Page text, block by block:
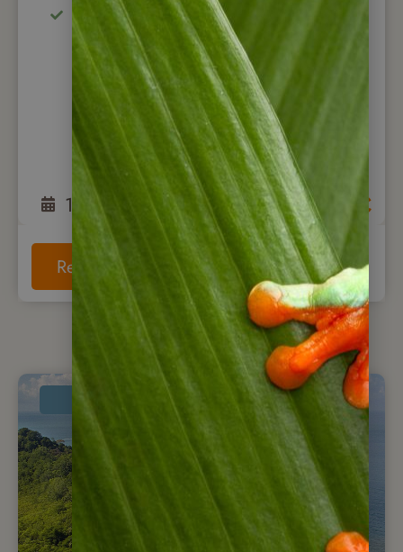
Entdecken, Baden, Schnorcheln und
Wandern
15 Tage ab4.775 €
Reise anschauen
Neu